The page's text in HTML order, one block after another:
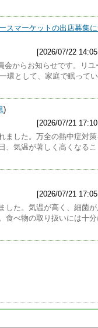
スマーケットの出店募集
[2026/07/22
会からお知らせです。リユ
環として、家庭で眠って
)
[2026/07/21
ました。万全の熱中症対
、気温が著しく高くなる
[2026/07/21
した。気温が高く、細菌
食べ物の取り扱いには十